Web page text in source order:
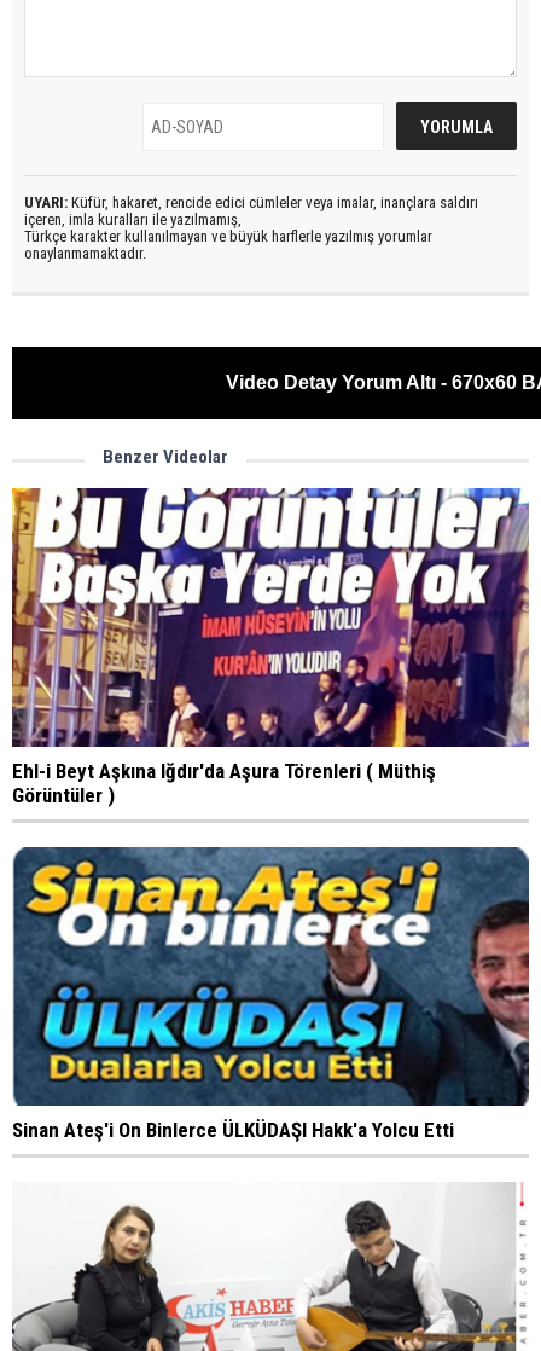
UYARI: Küfür, hakaret, rencide edici cümleler veya imalar, inançlara saldırı
içeren, imla kuralları ile yazılmamış,
Türkçe karakter kullanılmayan ve büyük harflerle yazılmış yorumlar
onaylanmamaktadır.
Video Detay Yorum Altı - 670x60
Benzer Videolar
Ehl-i Beyt Aşkına Iğdır'da Aşura Törenleri ( Müthiş
Görüntüler )
Sinan Ateş'i On Binlerce ÜLKÜDAŞI Hakk'a Yolcu Etti